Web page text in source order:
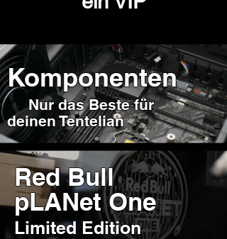
Komponenten
Nur das Beste für
deinen Tentelian
Red Bull
pLANet One
Limited Edition